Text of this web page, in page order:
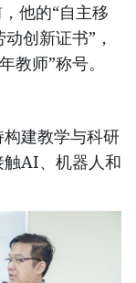
他的“自主移
创新证书”，
教师”称号。
建教学与科研
AI、机器人和